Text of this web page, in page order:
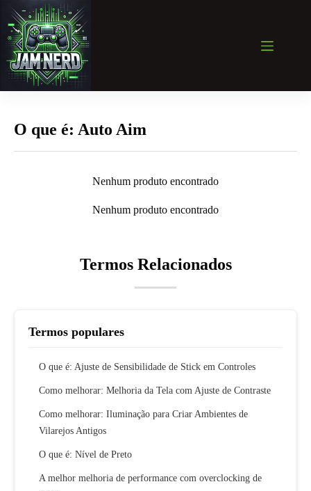
para
conteúdo
O que é: Auto Aim
Nenhum produto encontrado
Nenhum produto encontrado
Termos Relacionados
Termos populares
O que é: Ajuste de Sensibilidade de Stick em Controles
Como melhorar: Melhoria da Tela com Ajuste de Contraste
Como melhorar: Iluminação para Criar Ambientes de
Vilarejos Antigos
O que é: Nível de Preto
A melhor melhoria de performance com overclocking de